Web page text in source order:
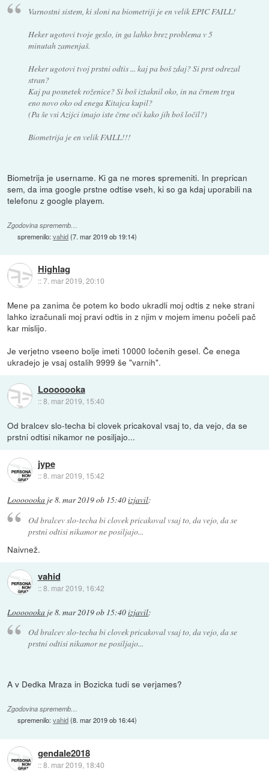
Varnostni sistem, ki sloni na biometriji je en velik EPIC FAILL!
Heker ugotovi tvoje geslo, in ga lahko brez problema v 5
minutah zamenjaš.
Heker ugotovi tvoj prstni odtis ... kaj pa boš zdaj? Si prst odrezal
stran?
Kaj pa posnetek roženice? Si boš iztaknil oko, in na črnem trgu
eno novo oko od enega Kitajca kupil?
(Pa še vsi Azijci imajo iste črne oči kako jih boš ločil?)
Biometrija je en velik FAILL!!!
Biometrija je username. Ki ga ne mores spremeniti. In preprican
sem, da ima google prstne odtise vseh, ki so ga kdaj uporabili na
telefonu z google playem.
Zgodovina sprememb…
spremenilo:vahid(7. mar 2019 ob 19:14)
Highlag
::7. mar 2019, 20:10
Mene pa zanima če potem ko bodo ukradli moj odtis z neke strani
lahko izračunali moj pravi odtis in z njim v mojem imenu počeli pač
kar mislijo.
Je verjetno vseeno bolje imeti 10000 ločenih gesel. Če enega
ukradejo je vsaj ostalih 9999 še "varnih".
Looooooka
::8. mar 2019, 15:40
Od bralcev slo-techa bi clovek pricakoval vsaj to, da vejo, da se
prstni odtisi nikamor ne posiljajo...
jype
::8. mar 2019, 15:42
Looooooka je8. mar 2019 ob 15:40izjavil:
Od bralcev slo-techa bi clovek pricakoval vsaj to, da vejo, da se
prstni odtisi nikamor ne posiljajo...
Naivnež.
vahid
::8. mar 2019, 16:42
Looooooka je8. mar 2019 ob 15:40izjavil:
Od bralcev slo-techa bi clovek pricakoval vsaj to, da vejo, da se
prstni odtisi nikamor ne posiljajo...
A v Dedka Mraza in Bozicka tudi se verjames?
Zgodovina sprememb…
spremenilo:vahid(8. mar 2019 ob 16:44)
gendale2018
::8. mar 2019, 18:40